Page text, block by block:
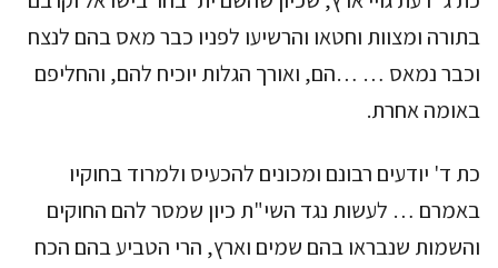
בתורה ומצוות וחטאו והרשיעו לפניו כבר מאס בהם לנצח
וכבר נמאס … …הם, ואורך הגלות יוכיח להם, והחליפם
באומה אחרת.
כת ד' יודעים רבונם ומכונים להכעיס ולמרוד בחוקיו
באמרם … לעשות נגד השי"ת כיון שמסר להם החוקים
והשמות שנבראו בהם שמים וארץ, הרי הטביע בהם הכח